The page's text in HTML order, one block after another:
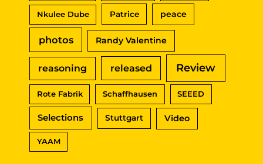
Nkulee Dube Patrice peace
photos Randy Valentine
reasoning released Review
Rote Fabrik Schaffhausen SEEED
Selections Stuttgart Video
YAAM